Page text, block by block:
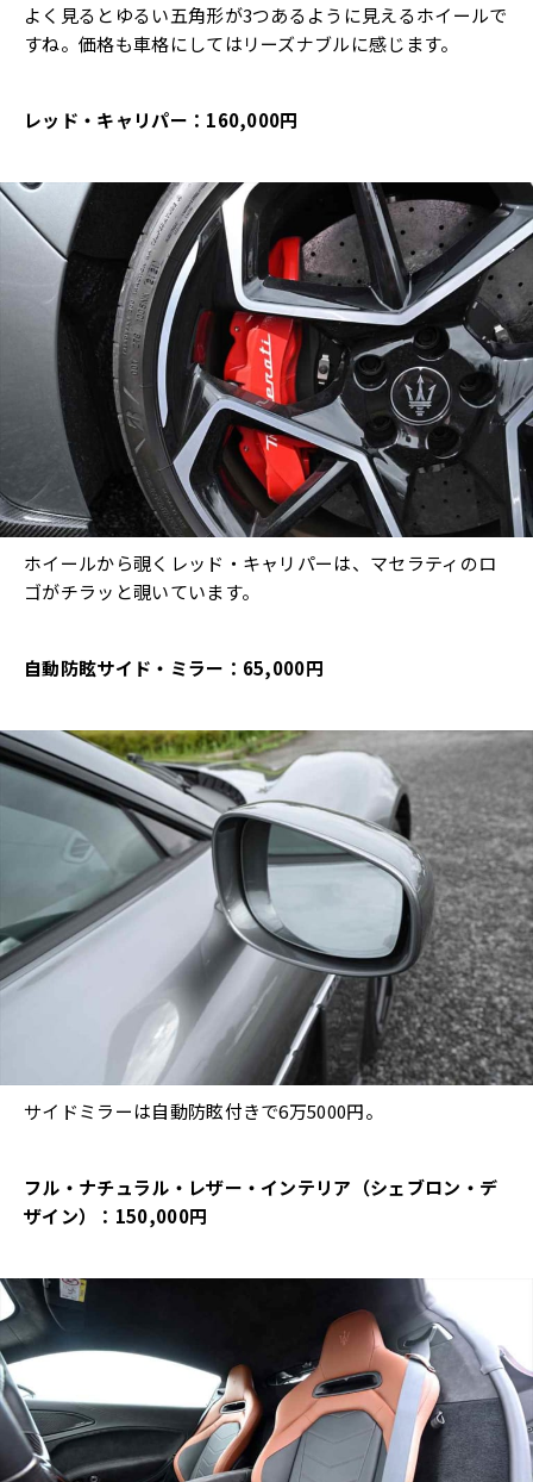
よく見るとゆるい五角形が3つあるように見えるホイールで
すね。価格も車格にしてはリーズナブルに感じます。
レッド・キャリパー：160,000円
ホイールから覗くレッド・キャリパーは、マセラティのロ
ゴがチラッと覗いています。
自動防眩サイド・ミラー：65,000円
サイドミラーは自動防眩付きで6万5000円。
フル・ナチュラル・レザー・インテリア（シェブロン・デ
ザイン）：150,000円